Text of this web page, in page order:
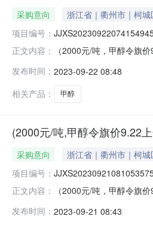
采购意向 浙江省｜衢州市｜柯城
项目编号：
正文内容：
（2000元/吨，甲醇令旗
场）公布东北亚中国长江
发布时间： 2023-09-22 08:48
相关产品：
甲醇
(2000元/吨,甲醇令旗价9.22
采购意向 浙江省｜衢州市｜柯城
项目编号：
正文内容：
（2000元/吨，甲醇令旗
场）公布东北亚中国长江
发布时间： 2023-09-21 08:43